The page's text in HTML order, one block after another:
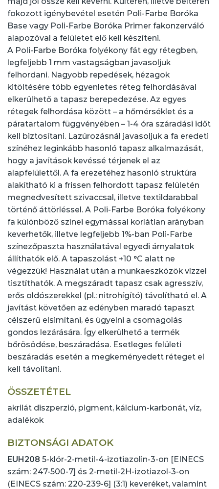
fokozott igénybevétel esetén Poli-Farbe Boróka
Base vagy Poli-Farbe Boróka Primer fakonzerváló
alapozóval a felületet elő kell készíteni.
A Poli-Farbe Boróka folyékony fát egy rétegben,
legfeljebb 1 mm vastagságban javasoljuk
felhordani. Nagyobb repedések, hézagok
kitöltésére több egyenletes réteg felhordásával
elkerülhető a tapasz berepedezése. Az egyes
rétegek felhordása között – a hőmérséklet és a
páratartalom függvényében – 1-4 óra száradási időt
kell biztosítani. Lazúrozásnál javasoljuk a fa eredeti
színéhez leginkább hasonló tapasz alkalmazását,
hogy a javítások kevéssé térjenek el az
alapfelülettől. A fa erezetéhez hasonló struktúra
alakítható ki a frissen felhordott tapasz felületén
megnedvesített szivaccsal, illetve textildarabbal
történő áttörléssel. A Poli-Farbe Boróka folyékony
fa különböző színei egymással korlátlan arányban
keverhetők, illetve legfeljebb 1%-ban Poli-Farbe
színezőpaszta használatával egyedi árnyalatok
állíthatók elő. A tapaszolást +10 °C alatt ne
végezzük! Használat után a munkaeszközök vízzel
tisztíthatók. A megszáradt tapasz csak agresszív,
erős oldószerekkel (pl.: nitrohígító) távolítható el. A
javítást követően az edényben maradó tapaszt
célszerű elsimítani, és ügyelni a csomagolás
gondos lezárására. Így elkerülhető a termék
bőrösödése, beszáradása. Esetleges felületi
beszáradás esetén a megkeményedett réteget el
kell távolítani.
ÖSSZETÉTEL
akrilát diszperzió, pigment, kálcium-karbonát, víz,
adalékok
BIZTONSÁGI ADATOK
EUH208 5-klór-2-metil-4-izotiazolin-3-on [EINECS
szám: 247-500-7] és 2-metil-2H-izotiazol-3-on
(EINECS szám: 220-239-6] (3:1) keveréket, valamint